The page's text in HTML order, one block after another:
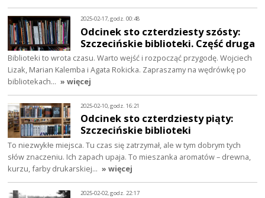
2025-02-17, godz. 00:48
Odcinek sto czterdziesty szósty:
Szczecińskie biblioteki. Część druga
Biblioteki to wrota czasu. Warto wejść i rozpocząć przygodę. Wojciech
Lizak, Marian Kalemba i Agata Rokicka. Zapraszamy na wędrówkę po
bibliotekach… » więcej
2025-02-10, godz. 16:21
Odcinek sto czterdziesty piąty:
Szczecińskie biblioteki
To niezwykłe miejsca. Tu czas się zatrzymał, ale w tym dobrym tych
słów znaczeniu. Ich zapach upaja. To mieszanka aromatów – drewna,
kurzu, farby drukarskiej… » więcej
2025-02-02, godz. 22:17